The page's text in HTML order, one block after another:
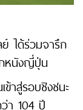
ได้ร่วมจารึก
หนังญี่ปุ่น
ข้าสู่รอบชิงชนะ
า 104 ปี